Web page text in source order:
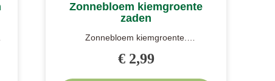
Zonnebloem kiemgroente
zaden
Zonnebloem kiemgroente.
makkelijk met..
€ 2,99